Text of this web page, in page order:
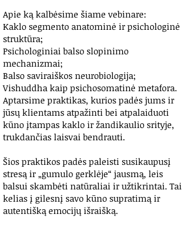
Apie ką kalbėsime šiame vebinare:
Kaklo segmento anatominė ir psichologinė
struktūra;
Psichologiniai balso slopinimo
mechanizmai;
Balso saviraiškos neurobiologija;
Vishuddha kaip psichosomatinė metafora.
Aptarsime praktikas, kurios padės jums ir
jūsų klientams atpažinti bei atpalaiduoti
kūno įtampas kaklo ir žandikaulio srityje,
trukdančias laisvai bendrauti.
Šios praktikos padės paleisti susikaupusį
stresą ir „gumulo gerklėje“ jausmą, leis
balsui skambėti natūraliai ir užtikrintai. Tai
kelias į gilesnį savo kūno supratimą ir
autentišką emocijų išraišką.